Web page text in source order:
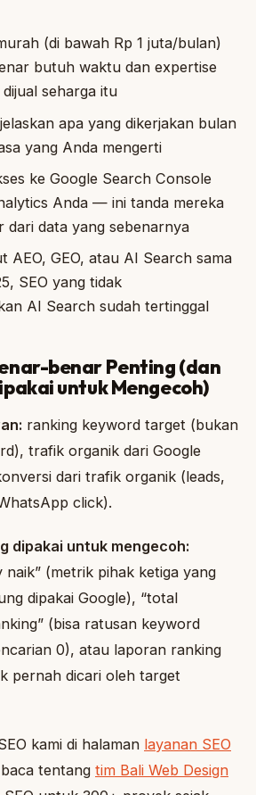
(di bawah Rp 1 juta/bulan)
butuh waktu dan expertise
seharga itu
apa yang dikerjakan bulan
yang Anda mengerti
ke Google Search Console
Anda — ini tanda mereka
dari data yang sebenarnya
AEO, GEO, atau AI Search sama
SEO yang tidak
AI Search sudah tertinggal
benar Penting (dan
untuk Mengecoh)
ranking keyword target (bukan
trafik organik dari Google
dari trafik organik (leads,
click).
dipakai untuk mengecoh:
naik” (metrik pihak ketiga yang
dipakai Google), “total
(bisa ratusan keyword
0), atau laporan ranking
pernah dicari oleh target
kami di halaman layanan SEO
tentang tim Bali Web Design